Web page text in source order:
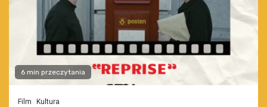
6 min przeczytania
Film Kultura